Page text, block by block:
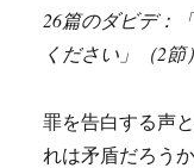
26篇のダビデ：
ください」（2節）
罪を告白する声
れは矛盾だろうか